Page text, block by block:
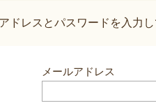
ドレスとパスワードを入力
メールアドレス